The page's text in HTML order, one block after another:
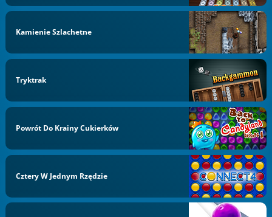
Kamienie Szlachetne
Tryktrak
Powrót Do Krainy Cukierków
Cztery W Jednym Rzędzie